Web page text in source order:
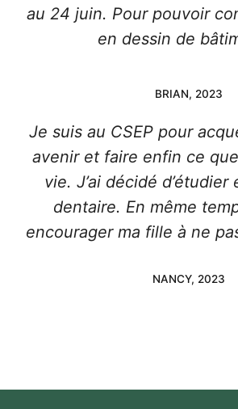
au 24 juin. Pour pouvoir
en dessin de
BRIAN, 2023
Je suis au CSEP pour
avenir et faire enfin ce que
vie. J’ai décidé d’étudier
dentaire. En même
encourager ma fille à ne
NANCY, 2023